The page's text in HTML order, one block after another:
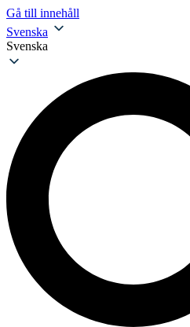
Gå till innehåll
Svenska
Svenska